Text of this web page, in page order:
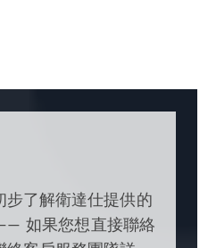
步了解衛達仕提供的
如果您想直接聯絡